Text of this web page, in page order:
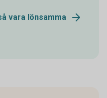
vara lönsamma